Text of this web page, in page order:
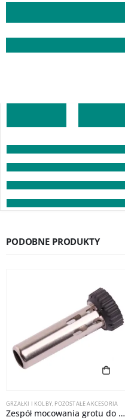
PODOBNE PRODUKTY
GRZAŁKI I KOLBY, POZOSTAŁE AKCESORIA
Zespół mocowania grotu do Quick 902A (Quick 203G / TS2300)